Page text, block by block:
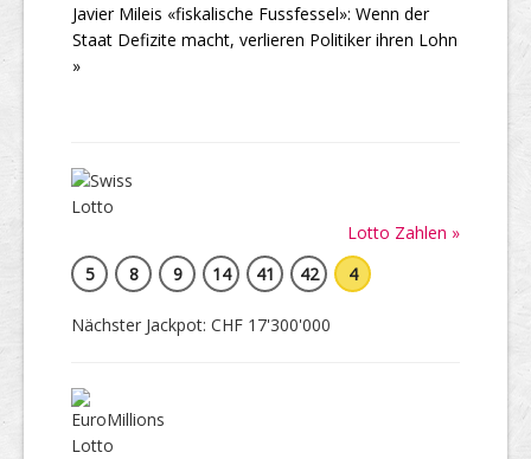
Javier Mileis «fiskalische Fussfessel»: Wenn der
Staat Defizite macht, verlieren Politiker ihren Lohn
»
Lotto Zahlen »
5
8 9 14 41 42 4
Nächster Jackpot: CHF 17'300'000